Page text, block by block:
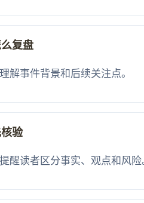
复盘
解事件背景和后续关注点。
验
醒读者区分事实、观点和风险